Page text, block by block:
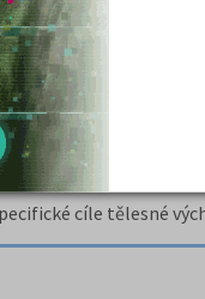
do vody.
cíle tělesné